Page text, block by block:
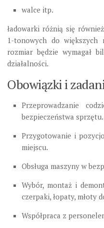
walce itp.
ładowarki różnią się
1-tonowych do większych
rozmiar będzie wymagał
działalności.
Obowiązki i
Przeprowadzanie
bezpieczeństwa sprzętu.
Przygotowanie i
miejscu.
Obsługa maszyny w
Wybór, montaż i
czerpaki, łopaty, młoty
Współpraca z